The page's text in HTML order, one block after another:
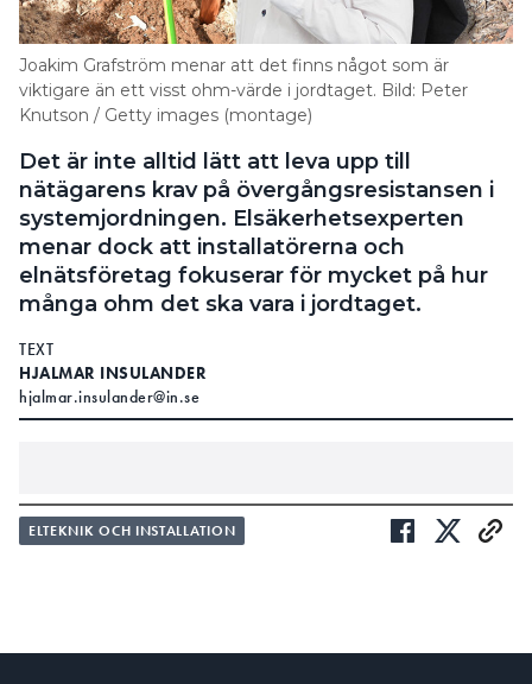
Joakim Grafström menar att det finns något som är
viktigare än ett visst ohm-värde i jordtaget. Bild: Peter
Knutson / Getty images (montage)
Det är inte alltid lätt att leva upp till
nätägarens krav på övergångsresistansen i
systemjordningen. Elsäkerhetsexperten
menar dock att installatörerna och
elnätsföretag fokuserar för mycket på hur
många ohm det ska vara i jordtaget.
TEXT
HJALMAR INSULANDER
hjalmar.insulander@in.se
PÅ SENARE ÅR HAR ALLT FLER ELEKTRIKER behövt
ELEKTRIKERNS TIPS:
ELTEKNIK OCH INSTALLATION